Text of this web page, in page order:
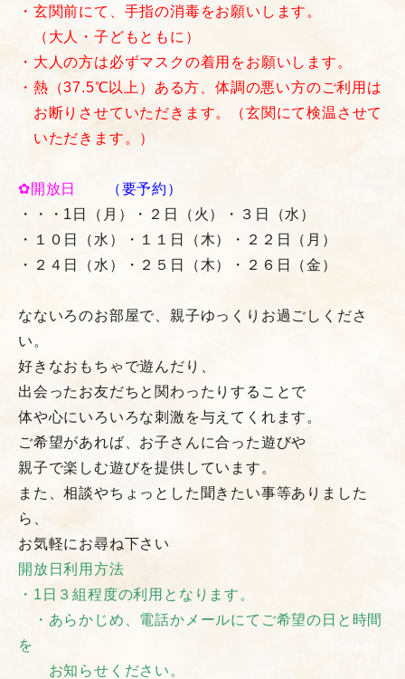
・玄関前にて、手指の消毒をお願いします。
（大人・子どもともに）
・大人の方は必ずマスクの着用をお願いします。
・熱（37.5℃以上）ある方、体調の悪い方のご利用は
お断りさせていただきます。（玄関にて検温させて
いただきます。）
✿開放日
（要予約）
・・・1日（月）・２日（火）・３日（水）
・１０日（水）・１１日（木）・２２日（月）
・２４日（水）・２５日（木）・２６日（金）
なないろのお部屋で、親子ゆっくりお過ごしくださ
い。
好きなおもちゃで遊んだり、
出会ったお友だちと関わったりすることで
体や心にいろいろな刺激を与えてくれます。
ご希望があれば、お子さんに合った遊びや
親子で楽しむ遊びを提供しています。
また、相談やちょっとした聞きたい事等ありました
ら、
お気軽にお尋ね下さい
開放日利用方法
・1日３組程度の利用となります。
・あらかじめ、電話かメールにてご希望の日と時間
を
お知らせください。